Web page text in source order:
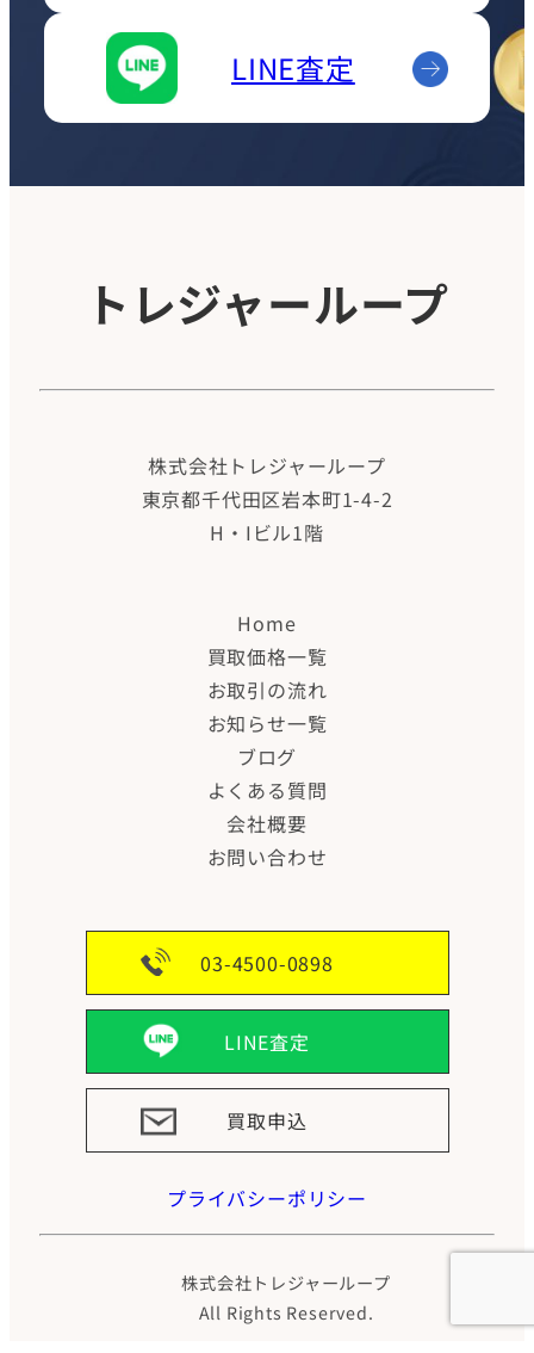
LINE査定
トレジャーループ
株式会社トレジャーループ
東京都千代田区岩本町1-4-2
H・Iビル1階
Home
買取価格一覧
お取引の流れ
お知らせ一覧
ブログ
よくある質問
会社概要
お問い合わせ
03-4500-0898
LINE査定
買取申込
プライバシーポリシー
株式会社トレジャーループ
All Rights Reserved.